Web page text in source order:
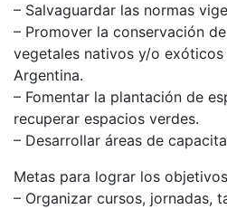
– Salvaguardar las normas
– Promover la conservación
vegetales nativos y/o exóticos
Argentina.
– Fomentar la plantación de
recuperar espacios verdes.
– Desarrollar áreas de
Metas para lograr los
– Organizar cursos, jornadas,